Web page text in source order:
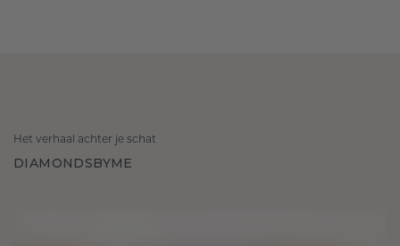
Het verhaal achter je schat
DIAMONDSBYME